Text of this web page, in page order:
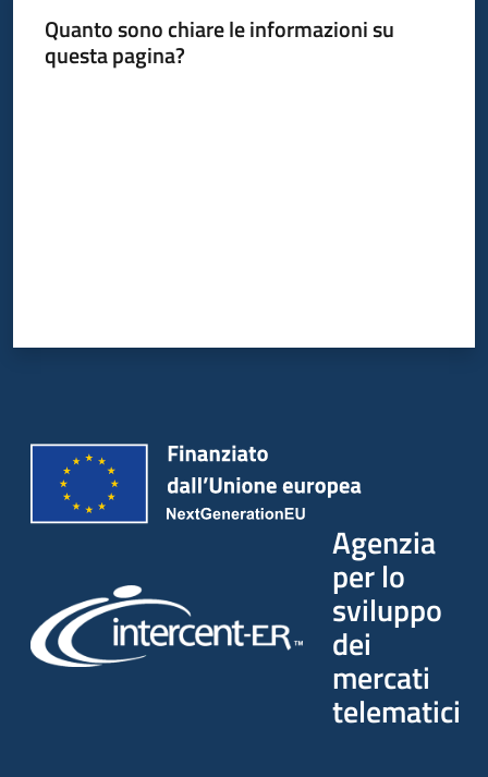
Quanto sono chiare le informazioni su
questa pagina?
Agenzia
per lo
sviluppo
dei
mercati
telematici